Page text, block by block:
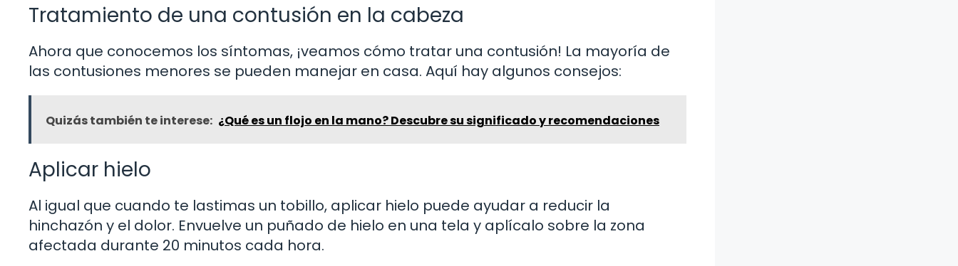
Tratamiento de una contusión en la cabeza
Ahora que conocemos los síntomas, ¡veamos cómo tratar una contusión! La mayoría de
las contusiones menores se pueden manejar en casa. Aquí hay algunos consejos:
Quizás también te interese: ¿Qué es un flojo en la mano? Descubre su significado y recomendaciones
Aplicar hielo
Al igual que cuando te lastimas un tobillo, aplicar hielo puede ayudar a reducir la
hinchazón y el dolor. Envuelve un puñado de hielo en una tela y aplícalo sobre la zona
afectada durante 20 minutos cada hora.